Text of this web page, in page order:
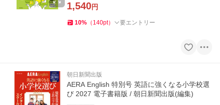
1,540円
10% （ 140pt） 要エントリー
朝日新聞出版
AERA English 特別号 英語に強くなる小学校選
び 2027 電子書籍版 / 朝日新聞出版(編集)